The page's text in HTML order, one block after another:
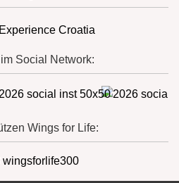
Social Network:
Wings for Life: